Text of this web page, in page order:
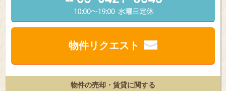
物件リクエスト
物件の売却・賃貸に関する